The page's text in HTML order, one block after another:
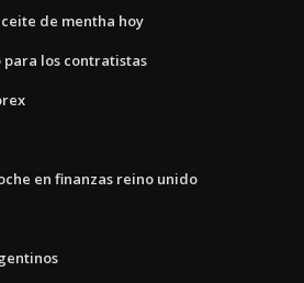
de mentha hoy
los contratistas
en finanzas reino unido